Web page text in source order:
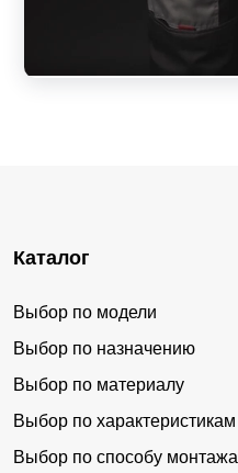
Каталог
Выбор по модели
Выбор по назначению
Выбор по материалу
Выбор по характеристикам
Выбор по способу монтажа